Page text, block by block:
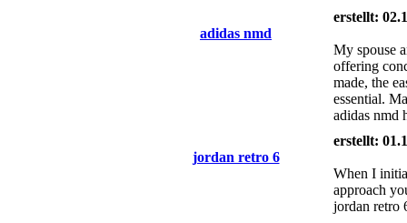
adidas nmd
erstellt:
My spouse
offering
made, the
essential.
adidas nmd
jordan retro 6
erstellt:
When I
approach
jordan retro